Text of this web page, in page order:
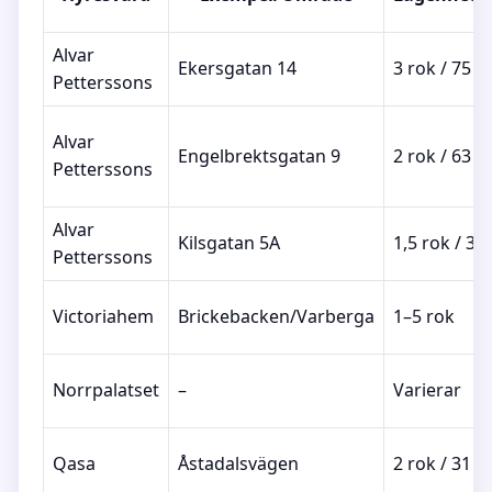
Alvar
Petterssons
Ekersgatan 14 3 rok / 75
Alvar
Petterssons
Engelbrektsgatan 9 2 rok / 63
Alvar
Petterssons
Kilsgatan 5A 1,5 rok / 38
Victoriahem Brickebacken/Varberga 1–5 rok
Norrpalatset – Varierar
Qasa Åstadalsvägen 2 rok / 31